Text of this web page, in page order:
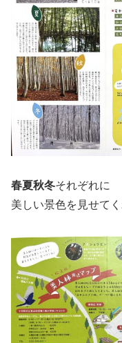
春夏秋冬それぞれに
美しい景色を見せてく